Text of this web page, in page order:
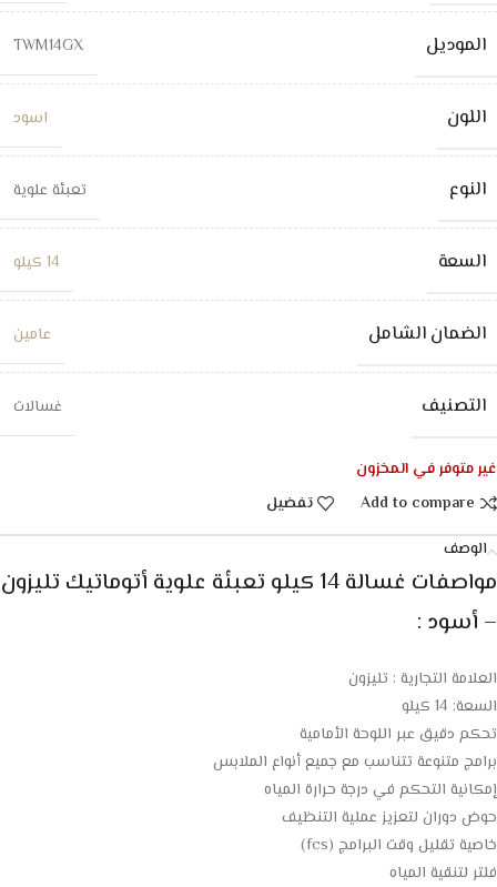
الموديل TWM14GX
اللون اسود
النوع تعبئة علوية
السعة 14 كيلو
الضمان الشامل عامين
التصنيف غسالات
غير متوفر في المخزون
Add to compare
تفضيل
الوصف
مواصفات غسالة 14 كيلو تعبئة علوية أتوماتيك تليزون
– أسود :
العلامة التجارية : تليزون
السعة: 14 كيلو
تحكم دقيق عبر اللوحة الأمامية
برامج متنوعة تتناسب مع جميع أنواع الملابس
إمكانية التحكم في درجة حرارة المياه
حوض دوران لتعزيز عملية التنظيف
خاصية تقليل وقت البرامج (fcs)
فلتر لتنقية المياه